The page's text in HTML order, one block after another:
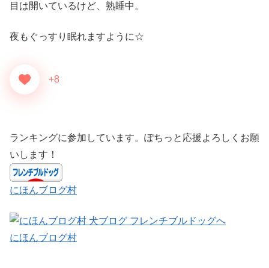
目は開いているけど、熟睡中。
夜もぐっすり眠れますように☆
+8
ランキングに参加しています。ぽちっと応援よろしくお願
いします！
にほんブログ村
にほんブログ村